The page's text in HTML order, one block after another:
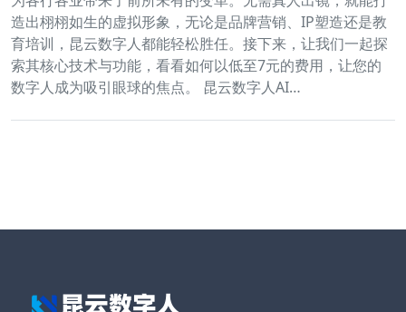
造出栩栩如生的虚拟形象，无论是品牌营销、IP塑造还是教
育培训，昆云数字人都能轻松胜任。接下来，让我们一起探
索其核心技术与功能，看看如何以低至7元的费用，让您的
数字人成为吸引眼球的焦点。 昆云数字人AI…